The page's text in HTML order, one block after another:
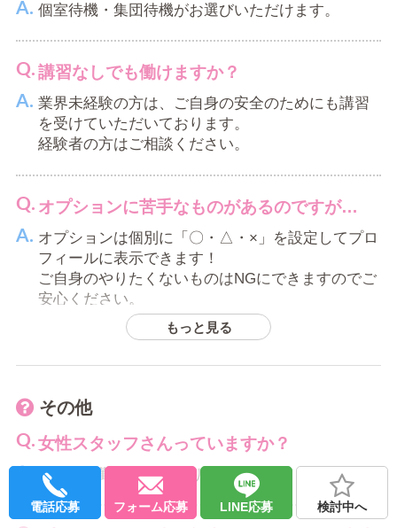
個室待機・集団待機がお選びいただけます。
講習なしでも働けますか？
業界未経験の方は、ご自身の安全のためにも講習
を受けていただいております。
経験者の方はご相談ください。
オプションに苦手なものがあるのですが…
オプションは個別に「〇・△・×」を設定してプロ
フィールに表示できます！
ご自身のやりたくないものはNGにできますのでご
安心ください。
自宅待機・外で待機の場合の条件はあります
西船橋周辺のホテルまで30分以内に到着できるこ
とが条件です。
お近くにお住いの方や、駅周辺で待機したい方は
お気軽にご相談ください。
もっと見る
その他
女性スタッフさんっていますか？
女性の内勤スタッフおります(^^)
電話応募 フォーム応募 LINE応募 検討中へ